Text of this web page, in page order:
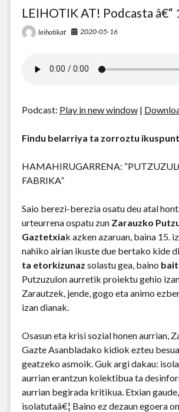
LEIHOTIK AT! Podcasta â€“
leihotikat 2020-05-16
Podcast: Play in new window|
Findu belarriya ta zorroztu
HAMAHIRUGARRENA:
FABRIKA”
Saio berezi-berezia osatu deu atal
urteurrena ospatu zun Zarauzko
Gaztetxiak azken azaruan, baina 15.
nahiko airian ikuste due bertako kide
ta etorkizunaz solastu gea, baino
Putzuzulon aurretik proiektu gehio
Zarautzek, jende, gogo eta animo
izan dianak.
Osasun eta krisi sozial honen aurrian,
Gazte Asanbladako kidiok ezteu
geatzeko asmoik. Guk argi dakau:
aurrian erantzun kolektibua ta
aurrian begirada kritikua. Etxian
isolatutaâ€¦ Baino ez dezaun egoera